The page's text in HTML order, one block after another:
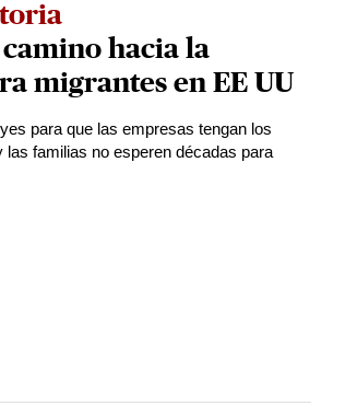
hacia la
migrantes en EE UU
para que las empresas tengan los
las familias no esperen décadas para